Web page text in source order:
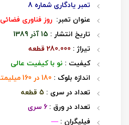
تمبر یادگاری شماره 8
عنوان تمبر: روز فناوری فضائی
تاریخ انتشار : 15 آذر 1389
تیراژ : 280.000 قطعه
کیفیت : نو با کیفیت عالی
اندازه بلوک : 180 در 160 میلیمتر
تعداد در سری : 5 قطعه
تعداد در ورق : 6 سری
فیلیگران : —